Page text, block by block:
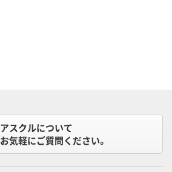
アスクルについて
お気軽にご質問ください。